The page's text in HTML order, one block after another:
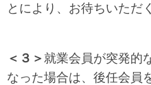
とにより、お待ちいただ
＜３＞就業会員が突発的
なった場合は、後任会員